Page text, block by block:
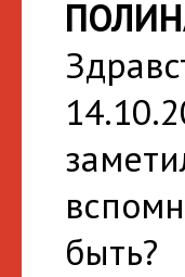
быть?